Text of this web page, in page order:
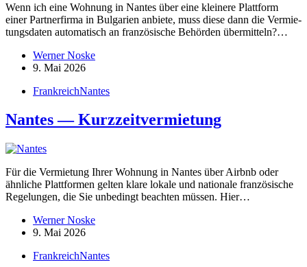
Wenn ich eine Wohnung in Nantes über eine kleinere Plattform
einer Partner­firma in Bulgarien anbiete, muss diese dann die Vermie­
tungs­daten automa­tisch an franzö­sische Behörden übermitteln?…
Werner Noske
9. Mai 2026
FrankreichNantes
Nantes — Kurzzeit­ver­mietung
Für die Vermietung Ihrer Wohnung in Nantes über Airbnb oder
ähnliche Platt­formen gelten klare lokale und nationale franzö­sische
Regelungen, die Sie unbedingt beachten müssen. Hier…
Werner Noske
9. Mai 2026
FrankreichNantes